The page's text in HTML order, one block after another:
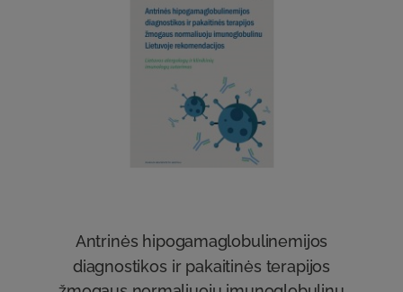
Antrinės hipogamaglobulinemijos
diagnostikos ir pakaitinės terapijos